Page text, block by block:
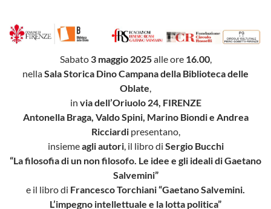
Sabato 3 maggio 2025alle ore 16.00,
nellaSala Storica Dino Campana della Biblioteca delle
Oblate,
in via dell’Oriuolo 24, FIRENZE
Antonella Braga, Valdo Spini, Marino Biondi e Andrea
Ricciardipresentano,
insiemeagli autori, il libro di Sergio Bucchi
“La filosofia di un non filosofo. Le idee e gli ideali di Gaetano
Salvemini”
e il libro di Francesco Torchiani “Gaetano Salvemini.
L’impegno intellettuale e la lotta politica”